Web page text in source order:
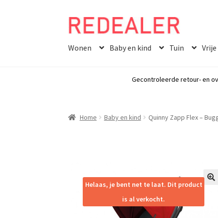
Skip
navigation
Skip
content
Wonen Baby en kind Tuin
Gecontroleerde retour- en
Home Baby en kind Quinny Zapp Flex –
Helaas, je bent net te laat. Dit product
is al verkocht.